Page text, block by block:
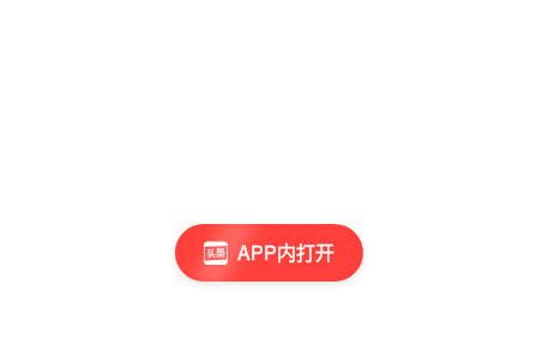
APP内打开